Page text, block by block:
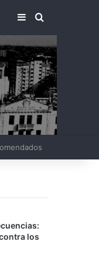
BARRA LATERAL
BUSCAR
los